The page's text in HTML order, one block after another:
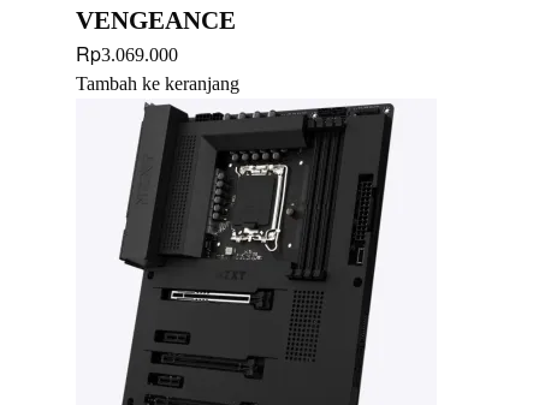
VENGEANCE
Rp3.069.000
Tambah ke keranjang